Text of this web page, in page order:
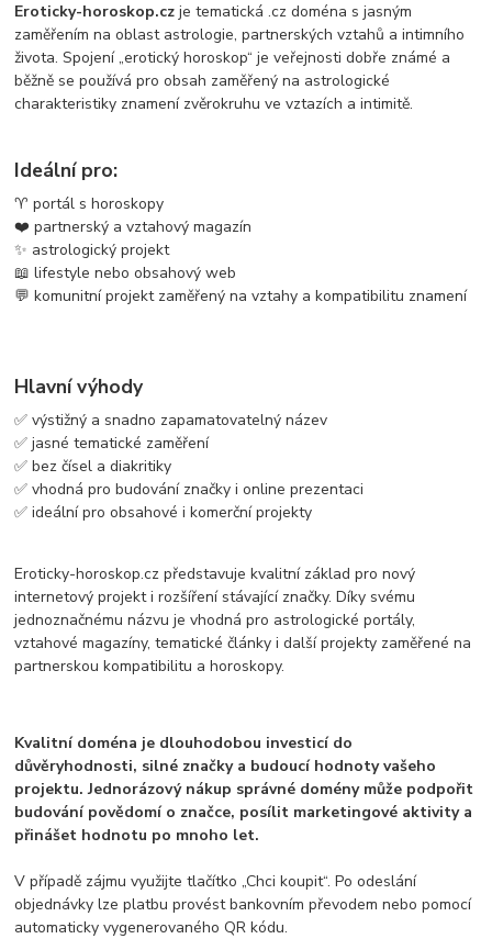
Eroticky-horoskop.cz je tematická .cz doména s jasným
zaměřením na oblast astrologie, partnerských vztahů a intimního
života. Spojení „erotický horoskop“ je veřejnosti dobře známé a
běžně se používá pro obsah zaměřený na astrologické
charakteristiky znamení zvěrokruhu ve vztazích a intimitě.
Ideální pro:
♈ portál s horoskopy
❤️ partnerský a vztahový magazín
✨ astrologický projekt
📖 lifestyle nebo obsahový web
💬 komunitní projekt zaměřený na vztahy a kompatibilitu znamení
Hlavní výhody
✅ výstižný a snadno zapamatovatelný název
✅ jasné tematické zaměření
✅ bez čísel a diakritiky
✅ vhodná pro budování značky i online prezentaci
✅ ideální pro obsahové i komerční projekty
Eroticky-horoskop.cz představuje kvalitní základ pro nový
internetový projekt i rozšíření stávající značky. Díky svému
jednoznačnému názvu je vhodná pro astrologické portály,
vztahové magazíny, tematické články i další projekty zaměřené na
partnerskou kompatibilitu a horoskopy.
Kvalitní doména je dlouhodobou investicí do
důvěryhodnosti, silné značky a budoucí hodnoty vašeho
projektu. Jednorázový nákup správné domény může podpořit
budování povědomí o značce, posílit marketingové aktivity a
přinášet hodnotu po mnoho let.
V případě zájmu využijte tlačítko „Chci koupit“. Po odeslání
objednávky lze platbu provést bankovním převodem nebo pomocí
automaticky vygenerovaného QR kódu.